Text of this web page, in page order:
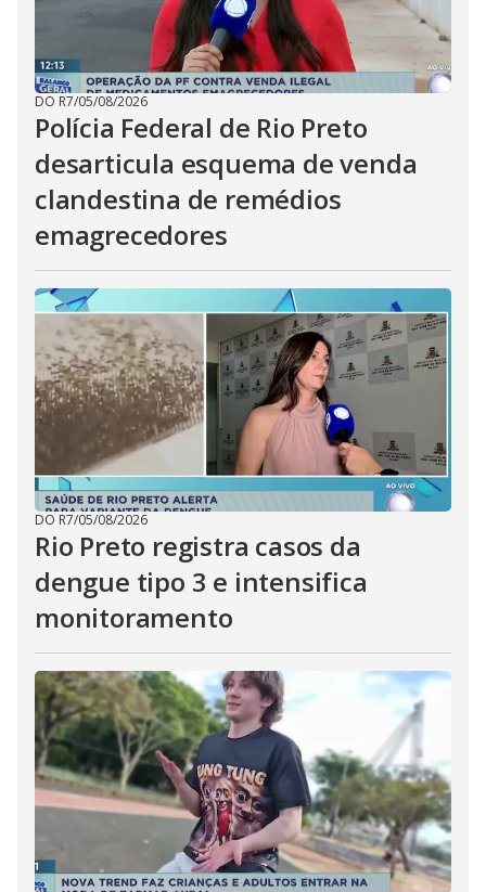
DO R7/05/08/2026
Polícia Federal de Rio Preto
desarticula esquema de venda
clandestina de remédios
emagrecedores
DO R7/05/08/2026
Rio Preto registra casos da
dengue tipo 3 e intensifica
monitoramento